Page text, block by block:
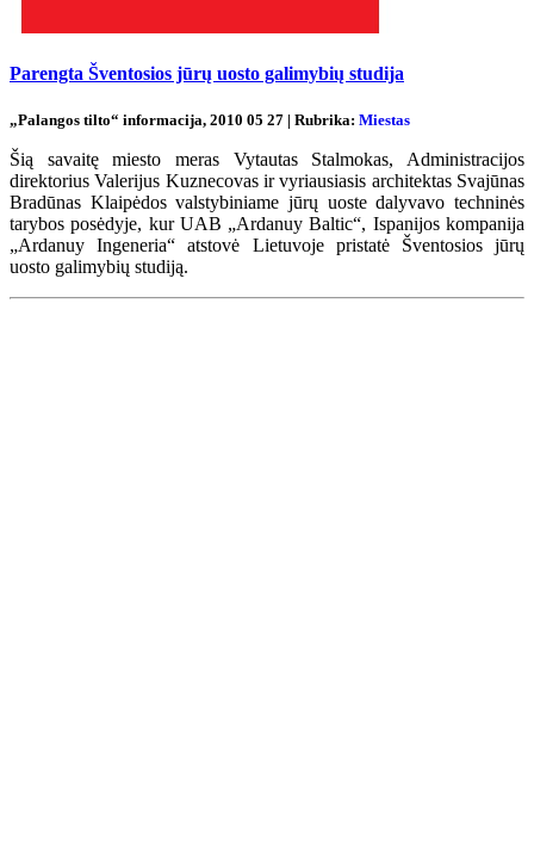
Parengta Šventosios jūrų uosto galimybių studija
„Palangos tilto“ informacija, 2010 05 27 | Rubrika: Miestas
Šią savaitę miesto meras Vytautas Stalmokas, Administracijos
direktorius Valerijus Kuznecovas ir vyriausiasis architektas Svajūnas
Bradūnas Klaipėdos valstybiniame jūrų uoste dalyvavo techninės
tarybos posėdyje, kur UAB „Ardanuy Baltic“, Ispanijos kompanija
„Ardanuy Ingeneria“ atstovė Lietuvoje pristatė Šventosios jūrų
uosto galimybių studiją.